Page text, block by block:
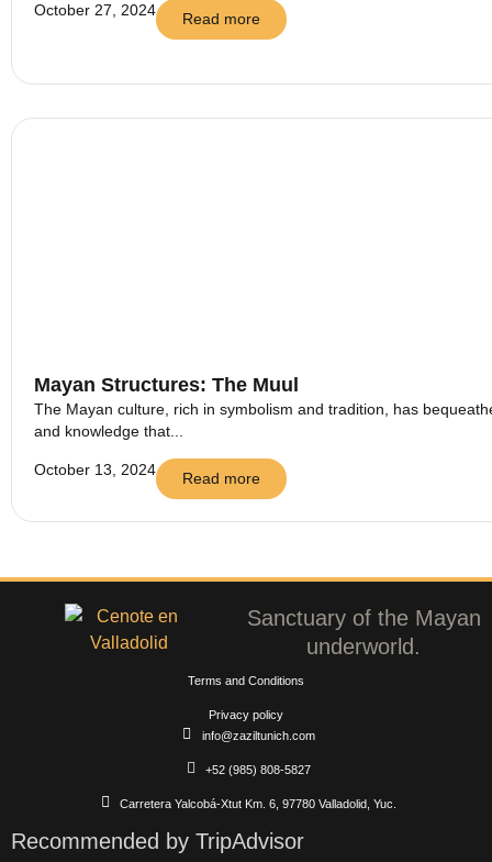
October 27, 2024 Read more
Mayan Structures: The Muul
The Mayan culture, rich in symbolism and tradition, has
and knowledge that...
October 13, 2024 Read more
Sanctuary of the Mayan
underworld.
info@zaziltunich.com
+52 (985) 808-5827
Carretera Yalcobá-Xtut Km. 6, 97780 Valladolid, Yuc.
Terms and Conditions
Privacy policy
Recommended by TripAdvisor